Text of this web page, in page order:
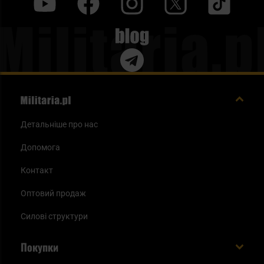
Blog
Детальніше про нас
Допомога
Контакт
Оптовий продаж
Силові структури
Покупки